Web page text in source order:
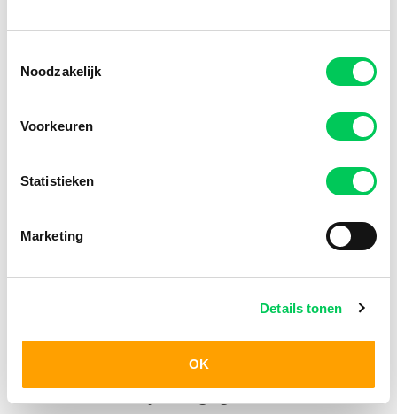
Noodzakelijk
Voorkeuren
Statistieken
Marketing
Details tonen
OK
wie je houdt kunnen je steun en toeverlaat zijn in
moeilijke tijden. Intieme relaties maken je sterk
een vangnet hebt. Als jouw kind zich onderdeel
voelt van een groter geheel, is het beter in staat
negatieve gebeurtenissen te plaatsen en ermee
jezelf betekent dat je in de beste conditie bent om